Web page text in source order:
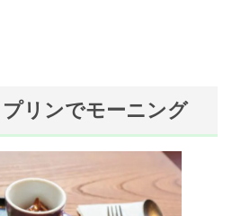
プリンでモーニング